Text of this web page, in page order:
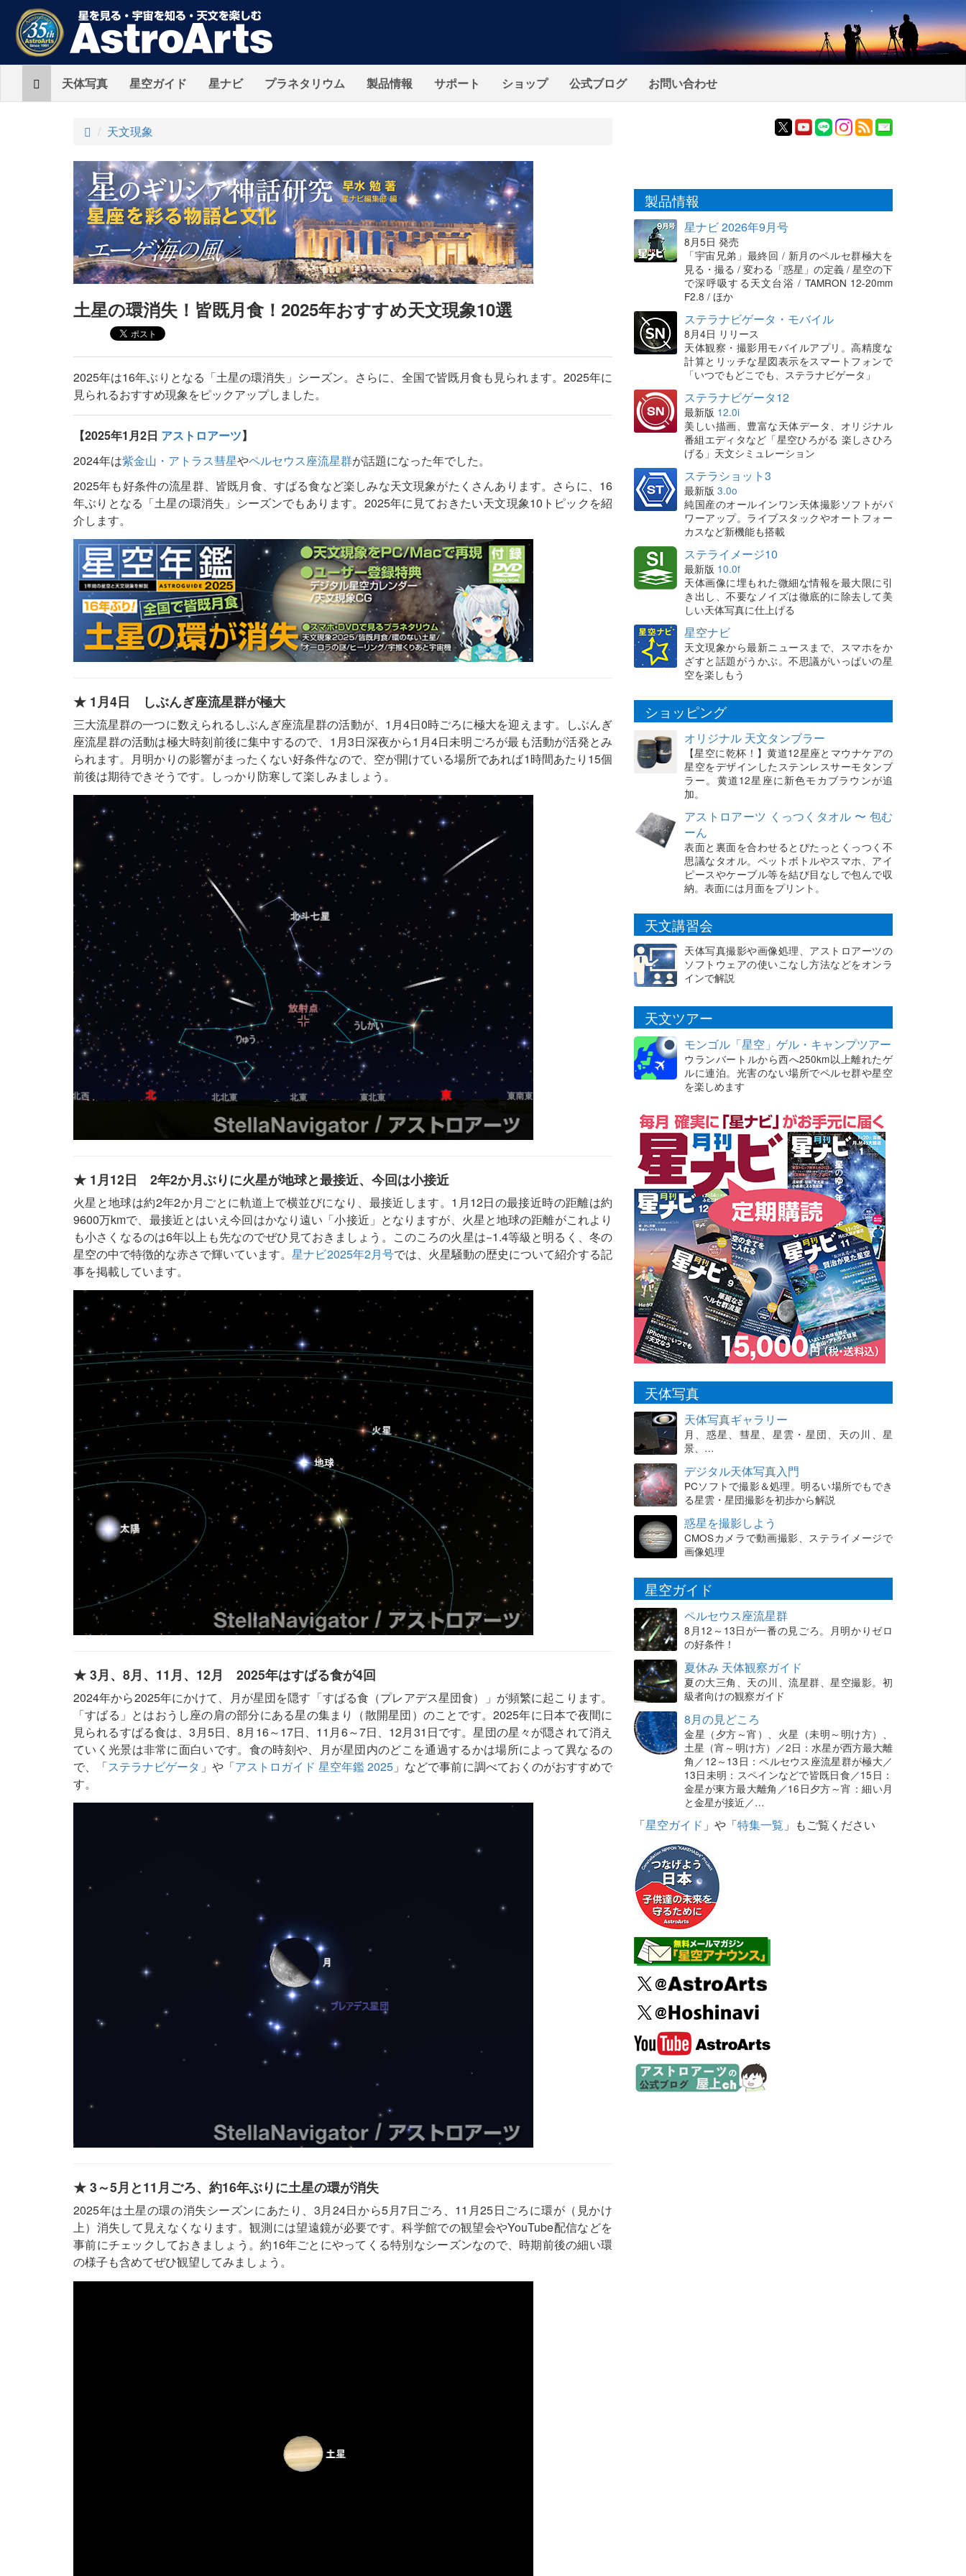
Home天体写真 星空ガイド 星ナビ プラネタリウム 製品情報 サポート ショップ 公式ブログ お問い合わせ
ト
プ
天文現象
土星の環消失！皆既月食！2025年おすすめ天文現象10選
2025年は16年ぶりとなる「土星の環消失」シーズン。さらに、全国で皆既月食も見られます。2025年に
見られるおすすめ現象をピックアップしました。
【2025年1月2日 アストロアーツ】
2024年は紫金山・アトラス彗星やペルセウス座流星群が話題になった年でした。
2025年も好条件の流星群、皆既月食、すばる食など楽しみな天文現象がたくさんあります。さらに、16
年ぶりとなる「土星の環消失」シーズンでもあります。2025年に見ておきたい天文現象10トピックを紹
介します。
★ 1月4日 しぶんぎ座流星群が極大
三大流星群の一つに数えられるしぶんぎ座流星群の活動が、1月4日0時ごろに極大を迎えます。しぶんぎ
座流星群の活動は極大時刻前後に集中するので、1月3日深夜から1月4日未明ごろが最も活動が活発とみ
られます。月明かりの影響がまったくない好条件なので、空が開けている場所であれば1時間あたり15個
前後は期待できそうです。しっかり防寒して楽しみましょう。
★ 1月12日 2年2か月ぶりに火星が地球と最接近、今回は小接近
火星と地球は約2年2か月ごとに軌道上で横並びになり、最接近します。1月12日の最接近時の距離は約
9600万kmで、最接近とはいえ今回はかなり遠い「小接近」となりますが、火星と地球の距離がこれより
も小さくなるのは6年以上も先なのでぜひ見ておきましょう。このころの火星は−1.4等級と明るく、冬の
星空の中で特徴的な赤さで輝いています。星ナビ2025年2月号では、火星騒動の歴史について紹介する記
事を掲載しています。
★ 3月、8月、11月、12月 2025年はすばる食が4回
2024年から2025年にかけて、月が星団を隠す「すばる食（プレアデス星団食）」が頻繁に起こります。
「すばる」とはおうし座の肩の部分にある星の集まり（散開星団）のことです。2025年に日本で夜間に
見られるすばる食は、3月5日、8月16～17日、11月6～7日、12月31日です。星団の星々が隠されて消え
ていく光景は非常に面白いです。食の時刻や、月が星団内のどこを通過するかは場所によって異なるの
で、「ステラナビゲータ 」や「アストロガイド 星空年鑑 2025 」などで事前に調べておくのがおすすめで
す。
★ 3～5月と11月ごろ、約16年ぶりに土星の環が消失
2025年は土星の環の消失シーズンにあたり、3月24日から5月7日ごろ、11月25日ごろに環が（見かけ
上）消失して見えなくなります。観測には望遠鏡が必要です。科学館での観望会やYouTube配信などを
事前にチェックしておきましょう。約16年ごとにやってくる特別なシーズンなので、時期前後の細い環
の様子も含めてぜひ観望してみましょう。
製品情報
星ナビ 2026年9月号
8月5日 発売
「宇宙兄弟」最終回 / 新月のペルセ群極大を
見る・撮る / 変わる「惑星」の定義 / 星空の下
で深呼吸する天文台浴 / TAMRON 12-20mm
F2.8 / ほか
ステラナビゲータ・モバイル
8月4日 リリース
天体観察・撮影用モバイルアプリ。高精度な
計算とリッチな星図表示をスマートフォンで
「いつでもどこでも、ステラナビゲータ」
ステラナビゲータ12
最新版 12.0i
美しい描画、豊富な天体データ、オリジナル
番組エディタなど「星空ひろがる 楽しさひろ
げる」天文シミュレーション
ステラショット3
最新版 3.0o
純国産のオールインワン天体撮影ソフトがパ
ワーアップ。ライブスタックやオートフォー
カスなど新機能も搭載
ステライメージ10
最新版 10.0f
天体画像に埋もれた微細な情報を最大限に引
き出し、不要なノイズは徹底的に除去して美
しい天体写真に仕上げる
星空ナビ
天文現象から最新ニュースまで、スマホをか
ざすと話題がうかぶ。不思議がいっぱいの星
空を楽しもう
ショッピング
オリジナル 天文タンブラー
【星空に乾杯！】黄道12星座とマウナケアの
星空をデザインしたステンレスサーモタンブ
ラー。黄道12星座に新色モカブラウンが追
加。
アストロアーツ くっつくタオル 〜 包む
ーん
表面と裏面を合わせるとぴたっとくっつく不
思議なタオル。ペットボトルやスマホ、アイ
ピースやケーブル等を結び目なしで包んで収
納。表面には月面をプリント。
天文講習会
天体写真撮影や画像処理、アストロアーツの
ソフトウェアの使いこなし方法などをオンラ
インで解説
天文ツアー
モンゴル「星空」ゲル・キャンプツアー
ウランバートルから西へ250km以上離れたゲ
ルに連泊。光害のない場所でペルセ群や星空
を楽しめます
天体写真
天体写真ギャラリー
月、惑星、彗星、星雲・星団、天の川、星
景、…
デジタル天体写真入門
PCソフトで撮影＆処理。明るい場所でもでき
る星雲・星団撮影を初歩から解説
惑星を撮影しよう
CMOSカメラで動画撮影、ステライメージで
画像処理
星空ガイド
ペルセウス座流星群
8月12～13日が一番の見ごろ。月明かりゼロ
の好条件！
夏休み 天体観察ガイド
夏の大三角、天の川、流星群、星空撮影。初
級者向けの観察ガイド
8月の見どころ
金星（夕方～宵）、火星（未明～明け方）、
土星（宵～明け方）／2日：水星が西方最大離
角／12～13日：ペルセウス座流星群が極大／
13日未明：スペインなどで皆既日食／15日：
金星が東方最大離角／16日夕方～宵：細い月
と金星が接近／…
「星空ガイド 」や「特集一覧 」もご覧ください